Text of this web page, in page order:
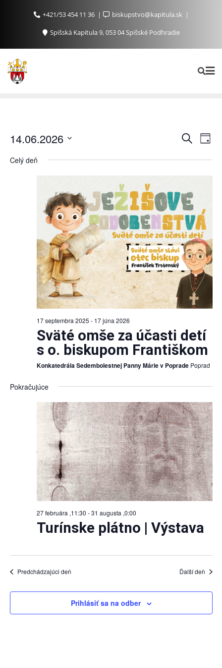
+421/53 454 11 36
biskupstvo@kapitula.sk
Spišská Kapitula 9, 053 04 Spišské Podhradie
Udalosti
and
Views
Vyhľadať
Day
14.06.2026
dátum.
Celý deň
17 septembra 2025 - 17 júna 2026
Sväté omše za účasti detí
s o. biskupom Františkom
Konkatedrála Sedembolestnej Panny Márie v Poprade Poprad
Pokračujúce
27 februára ,11:30 -31 augusta ,0:00
Turínske plátno | Výstava
Predchádzajúci deň Ďalší deň
Prihlásiť sa na odber